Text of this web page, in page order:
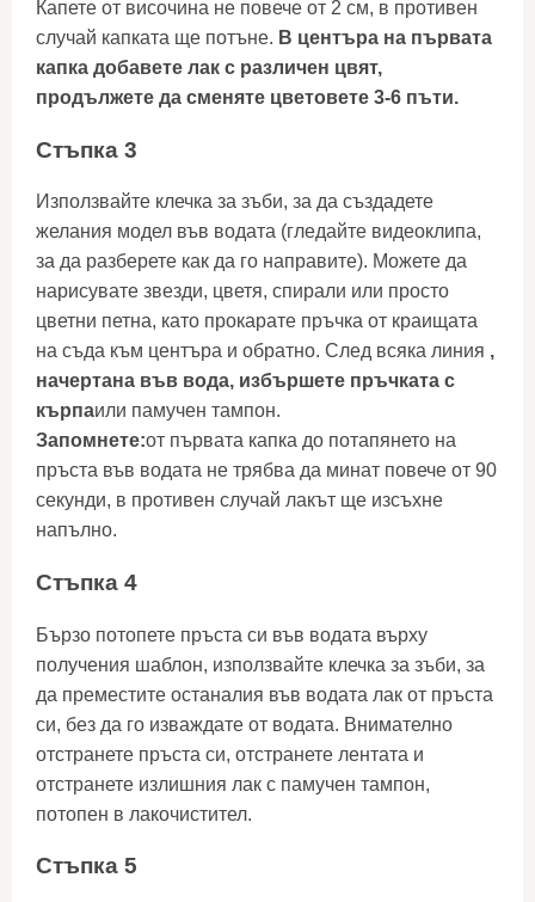
Капете от височина не повече от 2 см, в противен
случай капката ще потъне. В центъра на първата
капка добавете лак с различен цвят,
продължете да сменяте цветовете 3-6 пъти.
Стъпка 3
Използвайте клечка за зъби, за да създадете
желания модел във водата (гледайте видеоклипа,
за да разберете как да го направите). Можете да
нарисувате звезди, цветя, спирали или просто
цветни петна, като прокарате пръчка от краищата
на съда към центъра и обратно. След всяка линия ,
начертана във вода, избършете пръчката с
кърпаили памучен тампон.
Запомнете:от първата капка до потапянето на
пръста във водата не трябва да минат повече от 90
секунди, в противен случай лакът ще изсъхне
напълно.
Стъпка 4
Бързо потопете пръста си във водата върху
получения шаблон, използвайте клечка за зъби, за
да преместите останалия във водата лак от пръста
си, без да го изваждате от водата. Внимателно
отстранете пръста си, отстранете лентата и
отстранете излишния лак с памучен тампон,
потопен в лакочистител.
Стъпка 5